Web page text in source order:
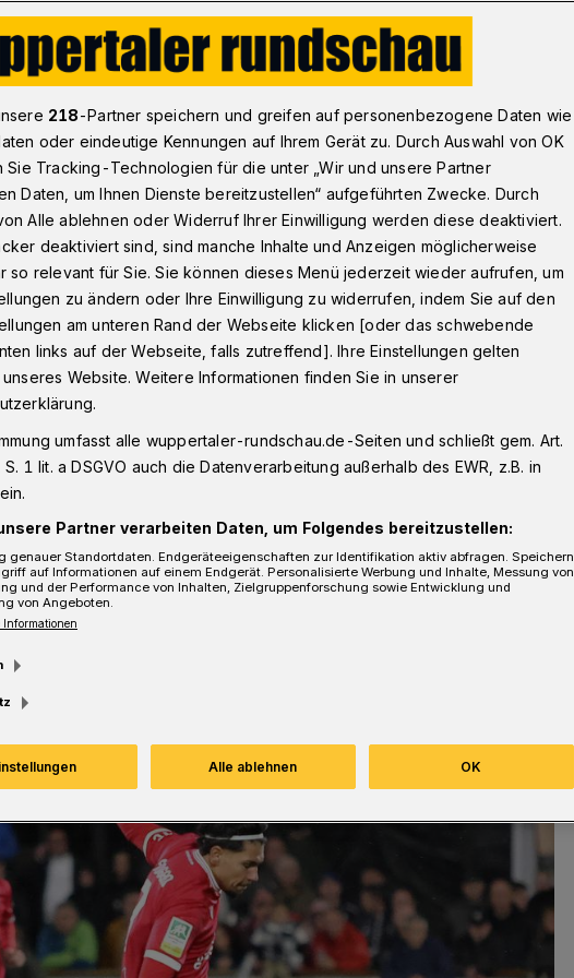
Sprungbrett, Charakter und die Perspektive
Charakter
beim 1. FC Bocholt hat sich
SV im Kampf um den
etwas abgesetzt. Die Partie
218-Partner speichern und greifen auf personenbezogene Daten wie
oder eindeutige Kennungen auf Ihrem Gerät zu. Durch Auswahl von OK
Sie Tracking-Technologien für die unter „Wir und unsere Partner
Daten, um Ihnen Dienste bereitzustellen“ aufgeführten Zwecke. Durch
Alle ablehnen oder Widerruf Ihrer Einwilligung werden diese deaktiviert.
deaktiviert sind, sind manche Inhalte und Anzeigen möglicherweise
so relevant für Sie. Sie können dieses Menü jederzeit wieder aufrufen, um
zu ändern oder Ihre Einwilligung zu widerrufen, indem Sie auf den
am unteren Rand der Webseite klicken [oder das schwebende
links auf der Webseite, falls zutreffend]. Ihre Einstellungen gelten
Website. Weitere Informationen finden Sie in unserer
umfasst alle wuppertaler-rundschau.de-Seiten und schließt gem. Art.
1 lit. a DSGVO auch die Datenverarbeitung außerhalb des EWR, z.B. in
Partner verarbeiten Daten, um Folgendes bereitzustellen:
genauer Standortdaten. Endgeräteeigenschaften zur Identifikation aktiv abfragen. Speichern
auf Informationen auf einem Endgerät. Personalisierte Werbung und Inhalte, Messung von
und der Performance von Inhalten, Zielgruppenforschung sowie Entwicklung und
von Angeboten.
Alle ablehnen OK